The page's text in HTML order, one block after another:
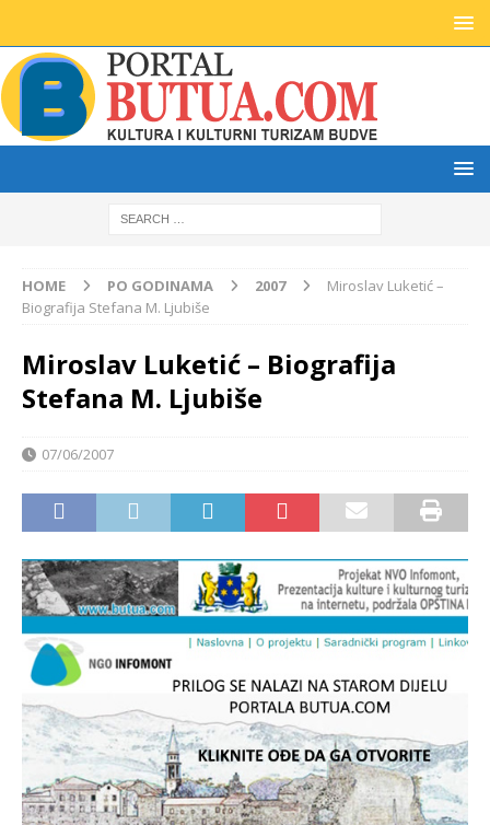
HOME PO GODINAMA 2007
Miroslav Luketić –
Biografija Stefana M. Ljubiše
Miroslav Luketić – Biografija
Stefana M. Ljubiše
07/06/2007